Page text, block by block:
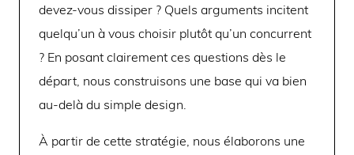
devez-vous dissiper ? Quels arguments incitent
quelqu’un à vous choisir plutôt qu’un concurrent
? En posant clairement ces questions dès le
départ, nous construisons une base qui va bien
au-delà du simple design.
À partir de cette stratégie, nous élaborons une